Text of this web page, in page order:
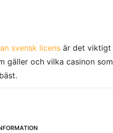
svensk licensär det viktigt
gäller och vilka casinon som